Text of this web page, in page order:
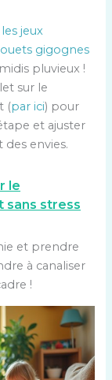
les jeux
gigognes
pluvieux !
sur le
(par ici) pour
et ajuster
envies.
le
sans stress
et prendre
à canaliser
!